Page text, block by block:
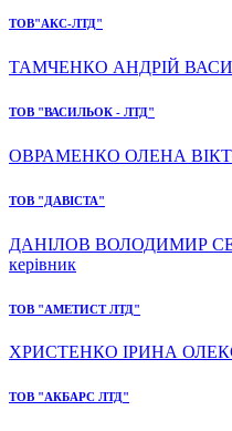
ТОВ"АКС-ЛТД"
ТАМЧЕНКО АНДРІЙ
ТОВ "ВАСИЛЬОК - ЛТД"
ОВРАМЕНКО ОЛЕНА
ТОВ "ДАВІСТА"
ДАНІЛОВ ВОЛОДИМИР
керівник
ТОВ "АМЕТИСТ ЛТД"
ХРИСТЕНКО ІРИНА
ТОВ "АКБАРС ЛТД"